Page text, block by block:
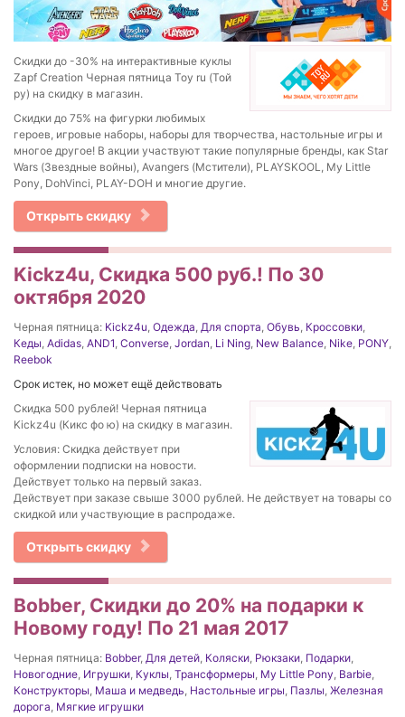
Скидки до -30% на интерактивные куклы
Zapf Creation Черная пятница Toy ru (Той
ру) на скидку в магазин.
Скидки до 75% на фигурки любимых
героев, игровые наборы, наборы для творчества, настольные игры и
многое другое! В акции участвуют такие популярные бренды, как Star
Wars (Звездные войны), Avangers (Мстители), PLAYSKOOL, My Little
Pony, DohVinci, PLAY-DOH и многие другие.
Открыть скидку
Kickz4u, Скидка 500 руб.! По 30
октября 2020
Черная пятница: Kickz4u Одежда Для спорта Обувь Кроссовки
Кеды Adidas AND1 Converse Jordan Li Ning New Balance Nike PONY
Reebok
Срок истек, но может ещё действовать
Скидка 500 рублей! Черная пятница
Kickz4u (Кикс фо ю) на скидку в магазин.
Условия: Скидка действует при
оформлении подписки на новости.
Действует только на первый заказ.
Действует при заказе свыше 3000 рублей. Не действует на товары со
скидкой или участвующие в распродаже.
Открыть скидку
Bobber, Скидки до 20% на подарки к
Новому году! По 21 мая 2017
Черная пятница: Bobber, Для детей Коляски Рюкзаки Подарки
Новогодние Игрушки Куклы Трансформеры My Little Pony Barbie
Конструкторы Маша и медведь Настольные игры Пазлы Железная
дорога Мягкие игрушки